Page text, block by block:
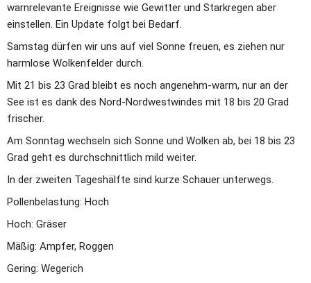
warnrelevante Ereignisse wie Gewitter und Starkregen aber
einstellen. Ein Update folgt bei Bedarf.
Samstag dürfen wir uns auf viel Sonne freuen, es ziehen nur
harmlose Wolkenfelder durch.
Mit 21 bis 23 Grad bleibt es noch angenehm-warm, nur an der
See ist es dank des Nord-Nordwestwindes mit 18 bis 20 Grad
frischer.
Am Sonntag wechseln sich Sonne und Wolken ab, bei 18 bis 23
Grad geht es durchschnittlich mild weiter.
In der zweiten Tageshälfte sind kurze Schauer unterwegs.
Pollenbelastung: Hoch
Hoch: Gräser
Mäßig: Ampfer, Roggen
Gering: Wegerich